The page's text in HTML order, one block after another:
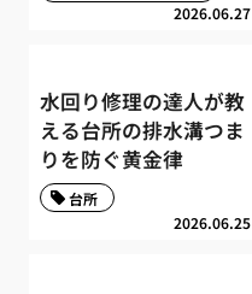
2026.06.27
水回り修理の達人が教
える台所の排水溝つま
りを防ぐ黄金律
2026.06.25
台所